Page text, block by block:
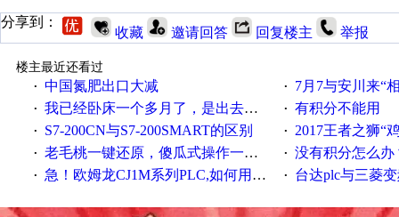
分享到：
收藏 邀请回答 回复楼主 举报
楼主最近还看过
· 中国氮肥出口大减 · 7月7与安川来“
· 我已经卧床一个多月了，是出去安装机械手在高速遭遇车祸所致:大家工作都要特别注意啊 · 有积分不能用
· S7-200CN与S7-200SMART的区别 · 2017王者之狮“鸡”情签到
· 老毛桃一键还原，傻瓜式操作一键轻松备份还原；程序为向导式安装，一键即可实现自动备份或还原系统。 · 没有积分怎么办
· 急！欧姆龙CJ1M系列PLC,如何用时间控制变频器。要求时间在组态王中可以自由输入！拜托各位大神了！ · 台达plc与三菱